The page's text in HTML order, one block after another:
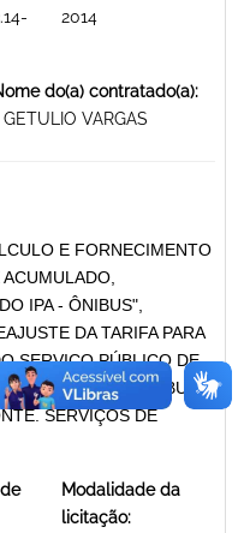
2014
do(a) contratado(a):
VARGAS
E FORNECIMENTO
IPA - ÔNIBUS",
DA TARIFA PARA
SERVIÇO PÚBLICO DE
POR ÔNIBUS
SERVIÇOS DE
Modalidade da
licitação: